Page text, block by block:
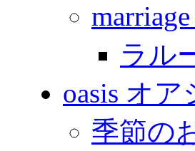
ラル
oasis オア
季節の